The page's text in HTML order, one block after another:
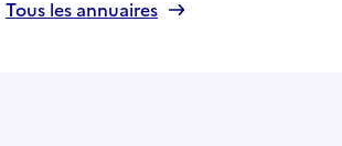
Tous les annuaires